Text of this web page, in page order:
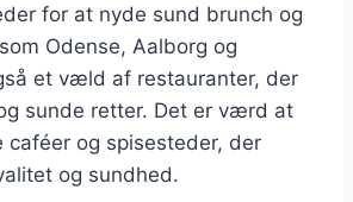
for at nyde sund brunch og
Odense, Aalborg og
et væld af restauranter, der
sunde retter. Det er værd at
caféer og spisesteder, der
og sundhed.